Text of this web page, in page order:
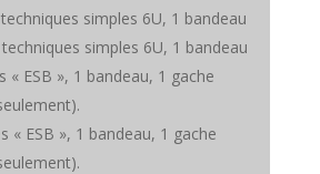
simples 6U, 1 bandeau
simples 6U, 1 bandeau
« ESB », 1 bandeau, 1 gache
« ESB », 1 bandeau, 1 gache